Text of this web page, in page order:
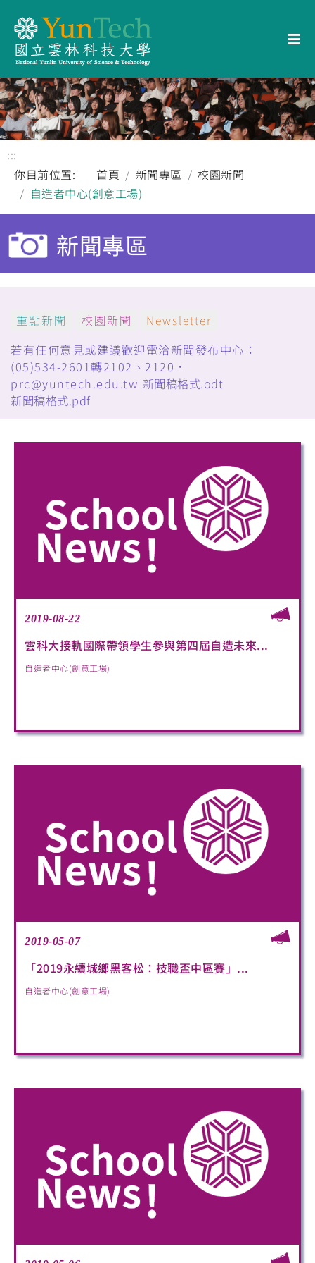
:::
你目前位置:
首頁 新聞專區
校園新聞
自造者中心(創意工場)
新聞專區
重點新聞 校園新聞
Newsletter
若有任何意見或建議歡迎電洽新聞發布中心：
(05)534-2601轉2102、2120．
prc@yuntech.edu.tw 新聞稿格式.odt
新聞稿格式.pdf
2019-08-22
雲科大接軌國際帶領學生參與第四屆自造未來...
自造者中心(創意工場)
2019-05-07
「2019永續城鄉黑客松：技職盃中區賽」...
自造者中心(創意工場)